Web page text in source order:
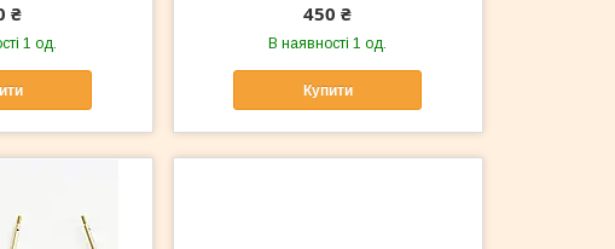
₴
1 од.
450 ₴
В наявності 1 од.
Купити